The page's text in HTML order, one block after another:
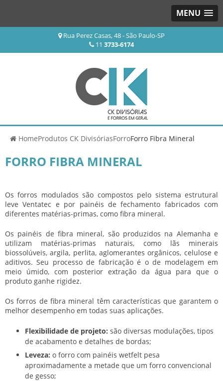
MENU
Rua Perez Casas, 48 - São Paulo-SP
11 3733-6174
HomeProdutos CK DivisóriasForroForro Fibra Mineral
FORRO FIBRA MINERAL
Os forros modulados são compostos pelo sistema estrutural
leve Ventatec e por painéis de fechamento fabricados com
diferentes matérias-primas, como fibra mineral.
Os painéis de fibra mineral, são produzidos na Alemanha e
utilizam matérias-primas naturais, como lãs minerais
biossolúveis, argila, perlita, aglomerantes orgânicos, celulose e
aditivos. Seu processo de fabricação é o de modelagem em
meio úmido, com posterior extração da água para que o
produto ganhe rigidez.
Os forros de fibra mineral têm características que garantem o
melhor desempenho em todas suas aplicações.
Flexibilidade de projeto: são diversas modulações, tipos
de acabamento e detalhes de bordas;
Leveza: o forro com painéis wetfelt pesa
aproximadamente a metade que um forro convencional
de gesso;